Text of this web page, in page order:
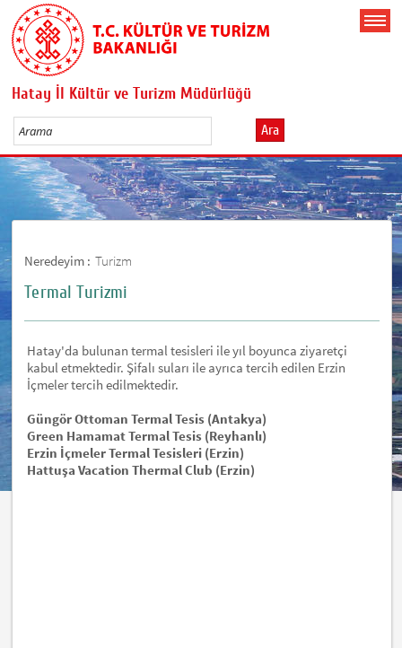
Hatay İl Kültür ve Turizm Müdürlüğü
Ara
Neredeyim : Turizm
Termal Turizmi
Hatay'da bulunan termal tesisleri ile yıl boyunca ziyaretçi
kabul etmektedir. Şifalı suları ile ayrıca tercih edilen Erzin
İçmeler tercih edilmektedir.
Güngör Ottoman Termal Tesis (Antakya)
Green Hamamat Termal Tesis (Reyhanlı)
Erzin İçmeler Termal Tesisleri (Erzin)
Hattuşa Vacation Thermal Club (Erzin)